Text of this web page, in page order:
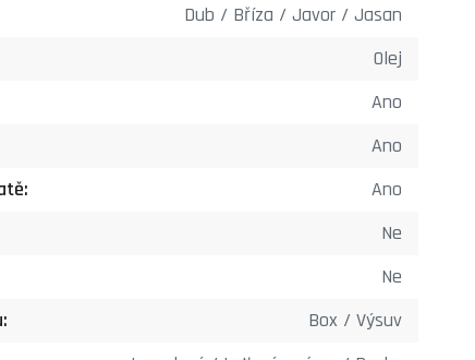
Dub / Bříza / Javor / Jasan
Olej
Ano
Ano
Ano
Ne
Ne
Box / Výsuv